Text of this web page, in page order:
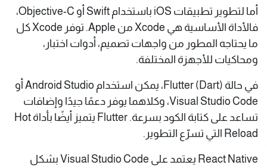
أما لتطوير تطبيقات iOS باستخدام Swift أو Objective-C،
فالأداة الأساسية هي Xcode من Apple. توفر Xcode كل
ما يحتاجه المطور من واجهات تصميم، أدوات اختبار،
ومحاكيات للأجهزة المختلفة.
في حالة Flutter (Dart)، يمكن استخدام Android Studio أو
Visual Studio Code، وكلاهما يوفر دعمًا جيدًا وإضافات
تساعد على كتابة الكود بسرعة. Flutter يتميز أيضًا بأداة Hot
Reload التي تسرّع التطوير.
React Native يعتمد على Visual Studio Code بشكل